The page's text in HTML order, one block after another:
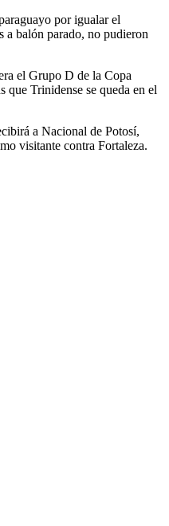
por igualar el
a balón parado, no pudieron
el Grupo D de la Copa
que Trinidense se queda en el
a Nacional de Potosí,
visitante contra Fortaleza.